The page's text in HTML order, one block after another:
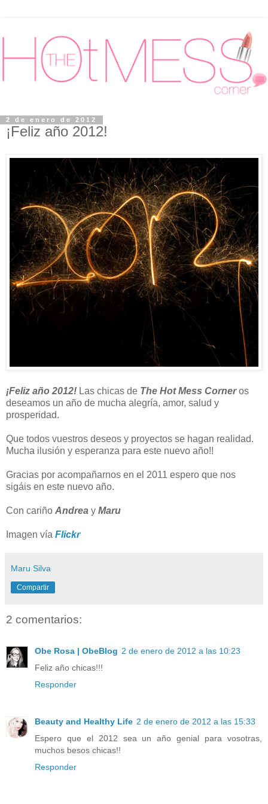
2 de enero de 2012
¡Feliz año 2012!
¡Feliz año 2012! Las chicas de The Hot Mess Corneros
deseamos un año de mucha alegría, amor, salud y
prosperidad.
Que todos vuestros deseos y proyectos se hagan realidad.
Mucha ilusión y esperanza para este nuevo año!!
Gracias por acompañarnos en el 2011 espero que nos
sigáis en este nuevo año.
Con cariño Andrea y Maru
Imagen vía Flickr
Maru Silva
Compartir
2 comentarios:
Obe Rosa | ObeBlog 2 de enero de 2012 a las 10:23
Feliz año chicas!!!
Responder
Beauty and Healthy Life 2 de enero de 2012 a las 15:33
Espero que el 2012 sea un año genial para vosotras,
muchos besos chicas!!
Responder